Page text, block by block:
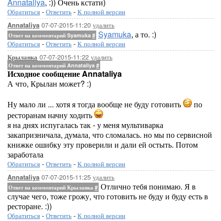
Обратиться - Ответить - К полной версии
Annataliya 07-07-2015-11:20 удалить
Ответ на комментарий Syamuka # Syamuka, а то. :)
Обратиться - Ответить - К полной версии
Крыланка 07-07-2015-11:22 удалить
Ответ на комментарий Annataliya #
Исходное сообщение Annataliya
А что, Крылан может? :)
Ну мало ли ... хотя я тогда вообще не буду готовить
по
ресторанам начну ходить
я на днях испугалась так - у меня мультиварка
закапризничала, думала, что сломалась. но мы по сервисной
книжке ошибку эту проверили и дали ей остыть. Потом
заработала
Обратиться - Ответить - К полной версии
Annataliya 07-07-2015-11:25 удалить
Ответ на комментарий Крыланка # Отлично тебя понимаю. Я в
случае чего, тоже грожу, что готовить не буду и буду есть в
ресторане. :))
Обратиться - Ответить - К полной версии